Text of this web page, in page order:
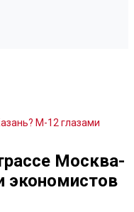
М-12 глазами
Москва-
экономистов